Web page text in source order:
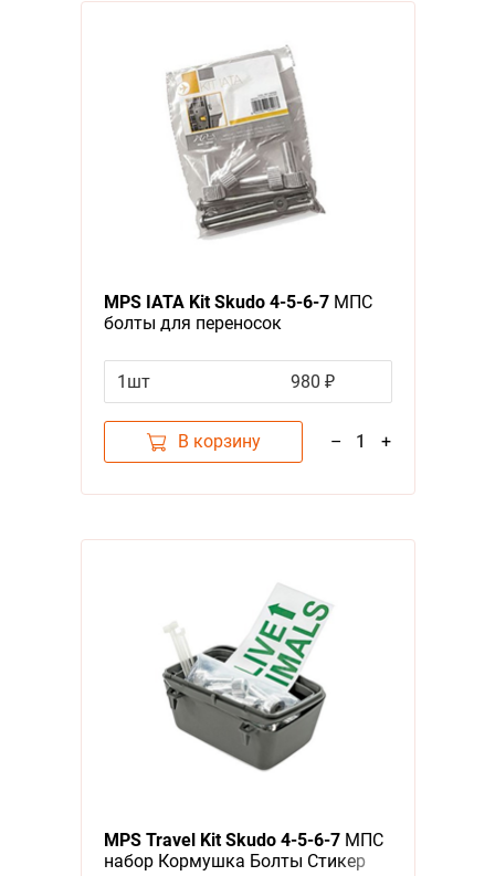
MPS IATA Kit Skudo 4-5-6-7МПС
болты для переносок
1шт 980 ₽
В корзину – 1 +
MPS Travel Kit Skudo 4-5-6-7МПС
набор Кормушка Болты Стикер